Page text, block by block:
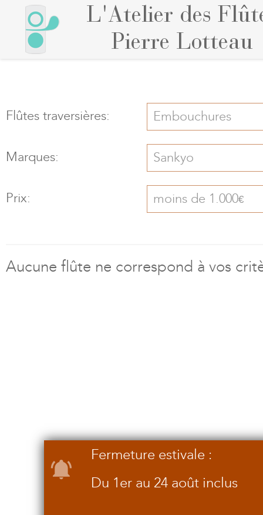
L'Atelier des
Pierre Lotteau
Flûtes traversières: Embouchures
Marques: Sankyo
Prix: moins de 1.000€
Aucune flûte ne correspond à vos
Fermeture estivale :
Du 1er au 24 août inclus